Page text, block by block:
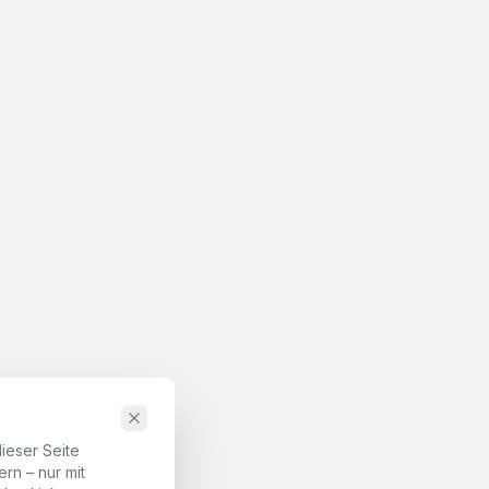
Seite
– nur mit